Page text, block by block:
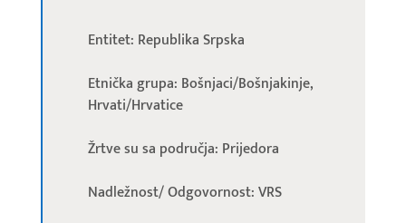
Entitet: Republika Srpska
Etnička grupa: Bošnjaci/Bošnjakinje,
Hrvati/Hrvatice
Žrtve su sa područja: Prijedora
Nadležnost/ Odgovornost: VRS